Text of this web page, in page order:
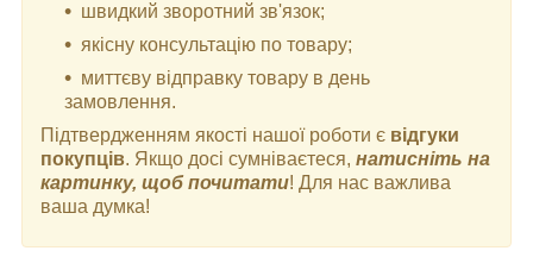
швидкий зворотний зв'язок;
якісну консультацію по товару;
миттєву відправку товару в день
замовлення.
Підтвердженням якості нашої роботи є відгуки
покупців. Якщо досі сумніваєтеся, натисніть на
картинку, щоб почитати! Для нас важлива
ваша думка!